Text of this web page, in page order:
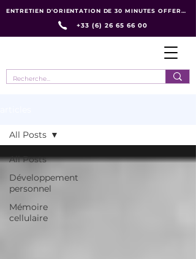
ENTRETIEN D'ORIENTATION DE 30 MINUTES OFFERT :
+33 (6) 26 65 66 00
All Posts
Développement
personnel
Mémoire
cellulaire
All Posts